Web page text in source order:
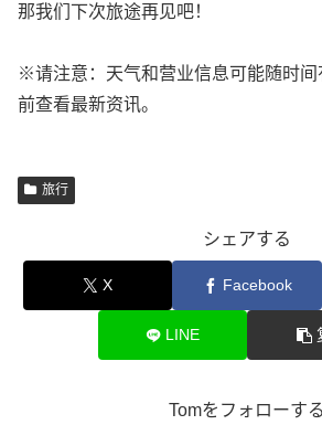
那我们下次旅途再见吧！
※请注意：天气和营业信息可能随时
前查看最新资讯。
旅行
シェアする
X Facebook
LINE
Tomをフォローする